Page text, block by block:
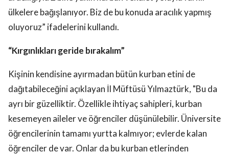
ülkelere bağışlanıyor. Biz de bu konuda aracılık yapmış
oluyoruz” ifadelerini kullandı.
“Kırgınlıkları geride bırakalım”
Kişinin kendisine ayırmadan bütün kurban etini de
dağıtabileceğini açıklayan İl Müftüsü Yılmaztürk, "Bu da
ayrı bir güzelliktir. Özellikle ihtiyaç sahipleri, kurban
kesemeyen aileler ve öğrenciler düşünülebilir. Üniversite
öğrencilerinin tamamı yurtta kalmıyor; evlerde kalan
öğrenciler de var. Onlar da bu kurban etlerinden